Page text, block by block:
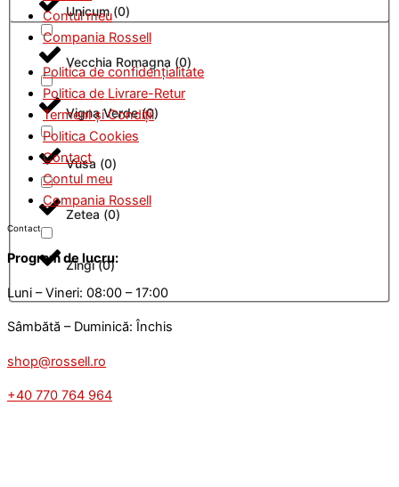
Unicum(0)
Vecchia Romagna (0)
Vigna Verde(0)
Vusa (0)
Zetea (0)
Zingi(0)
Contul meu
Compania Rossell
Politica de confidențialitate
Politica de Livrare-Retur
Termeni și Condiții
Politica Cookies
Contact
Contul meu
Compania Rossell
Contact
Program de lucru:
Luni – Vineri: 08:00 – 17:00
Sâmbătă – Duminică: Închis
shop@rossell.ro
+40 770 764 964